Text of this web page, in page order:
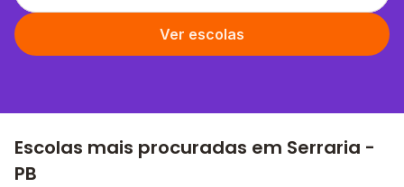
Ver escolas
Escolas mais procuradas em Serraria -
PB